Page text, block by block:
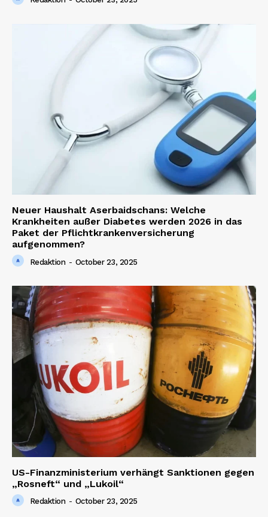
News Week
Magazine PRO
Neuer Haushalt Aserbaidschans: Welche
Krankheiten außer Diabetes werden 2026 in das
Paket der Pflichtkrankenversicherung
aufgenommen?
Redaktion - October 23, 2025
US-Finanzministerium verhängt Sanktionen gegen
„Rosneft“ und „Lukoil“
Redaktion - October 23, 2025